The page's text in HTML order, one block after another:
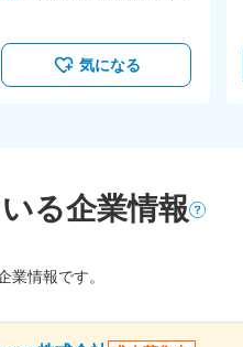
気になる
る企業情報
業情報です。